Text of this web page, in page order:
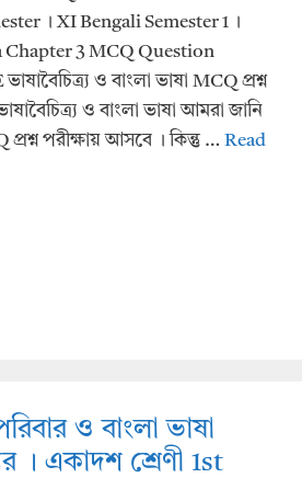
। XI Bengali Semester 1 ।
Chapter 3 MCQ Question
ও বাংলা ভাষা MCQ প্রশ্ন
ও বাংলা ভাষা আমরা জানি
পরীক্ষায় আসবে ।‌‌ কিন্তু … Read
ও বাংলা ভাষা
। একাদশ শ্রেণী 1st